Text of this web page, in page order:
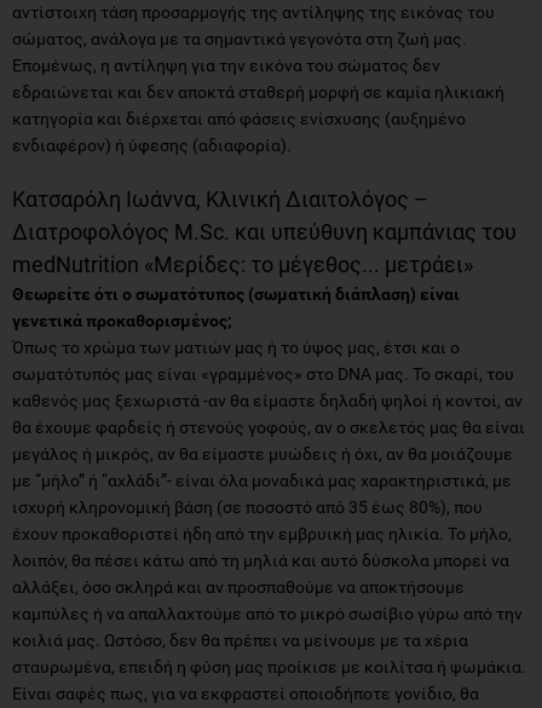
αντίστοιχη τάση προσαρμογής της αντίληψης της εικόνας του
σώματος, ανάλογα με τα σημαντικά γεγονότα στη ζωή μας.
Επομένως, η αντίληψη για την εικόνα του σώματος δεν
εδραιώνεται και δεν αποκτά σταθερή μορφή σε καμία ηλικιακή
κατηγορία και διέρχεται από φάσεις ενίσχυσης (αυξημένο
ενδιαφέρον) ή ύφεσης (αδιαφορία).
Κατσαρόλη Ιωάννα, Κλινική Διαιτολόγος –
Διατροφολόγος M.Sc. και υπεύθυνη καμπάνιας του
medNutrition «Μερίδες: το μέγεθος... μετράει»
Θεωρείτε ότι ο σωματότυπος (σωματική διάπλαση) είναι
γενετικά προκαθορισμένος;
Όπως το χρώμα των ματιών μας ή το ύψος μας, έτσι και ο
σωματότυπός μας είναι «γραμμένος» στο DNA μας. Το σκαρί, του
καθενός μας ξεχωριστά -αν θα είμαστε δηλαδή ψηλοί ή κοντοί, αν
θα έχουμε φαρδείς ή στενούς γοφούς, αν ο σκελετός μας θα είναι
μεγάλος ή μικρός, αν θα είμαστε μυώδεις ή όχι, αν θα μοιάζουμε
με “μήλο” ή “αχλάδι”- είναι όλα μοναδικά μας χαρακτηριστικά, με
ισχυρή κληρονομική βάση (σε ποσοστό από 35 έως 80%), που
έχουν προκαθοριστεί ήδη από την εμβρυική μας ηλικία. Το μήλο,
λοιπόν, θα πέσει κάτω από τη μηλιά και αυτό δύσκολα μπορεί να
αλλάξει, όσο σκληρά και αν προσπαθούμε να αποκτήσουμε
καμπύλες ή να απαλλαχτούμε από το μικρό σωσίβιο γύρω από την
κοιλιά μας. Ωστόσο, δεν θα πρέπει να μείνουμε με τα χέρια
σταυρωμένα, επειδή η φύση μας προίκισε με κοιλίτσα ή ψωμάκια.
Είναι σαφές πως, για να εκφραστεί οποιοδήποτε γονίδιο, θα